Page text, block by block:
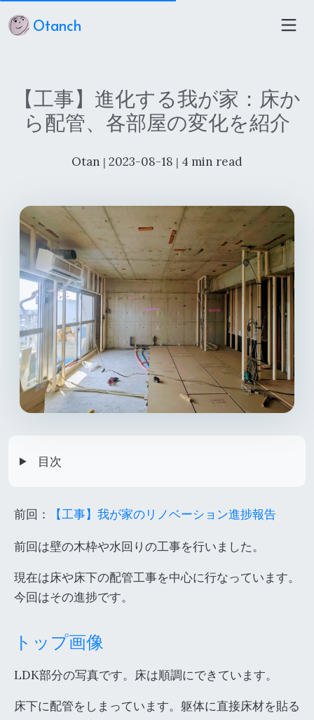
Otanch
【工事】進化する我が家：床か
ら配管、各部屋の変化を紹介
Otan | 2023-08-18 | 4 min read
目次
前回： 【工事】我が家のリノベーション進捗報告
前回は壁の木枠や水回りの工事を行いました。
現在は床や床下の配管工事を中心に行なっています。
今回はその進捗です。
トップ画像
LDK部分の写真です。床は順調にできています。
床下に配管をしまっています。躯体に直接床材を貼る